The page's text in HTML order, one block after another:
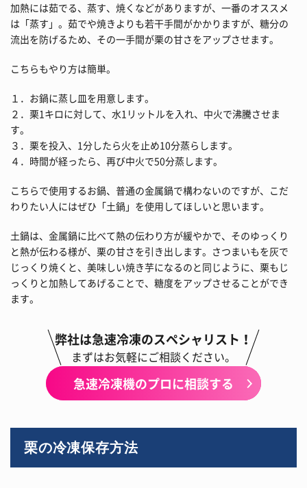
加熱には茹でる、蒸す、焼くなどがありますが、一番のオススメ
は「蒸す」。茹でや焼きよりも若干手間がかかりますが、糖分の
流出を防げるため、その一手間が栗の甘さをアップさせます。
こちらもやり方は簡単。
１．お鍋に蒸し皿を用意します。
２．栗1キロに対して、水1リットルを入れ、中火で沸騰させま
す。
３．栗を投入、1分したら火を止め10分蒸らします。
４．時間が経ったら、再び中火で50分蒸します。
こちらで使用するお鍋、普通の金属鍋で構わないのですが、こだ
わりたい人にはぜひ「土鍋」を使用してほしいと思います。
土鍋は、金属鍋に比べて熱の伝わり方が緩やかで、そのゆっくり
と熱が伝わる様が、栗の甘さを引き出します。さつまいもを灰で
じっくり焼くと、美味しい焼き芋になるのと同じように、栗もじ
っくりと加熱してあげることで、糖度をアップさせることができ
ます。
弊社は急速冷凍のスペシャリスト！
まずはお気軽にご相談ください。
急速冷凍機のプロに相談する
栗の冷凍保存方法